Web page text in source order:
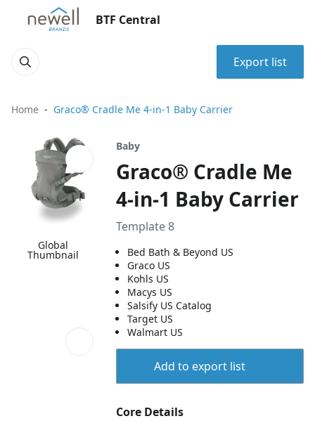
BTF Central
Export list
Home Graco® Cradle Me 4-in-1 Baby Carrier
Global
Thumbnail
Baby
Graco® Cradle Me
4-in-1 Baby Carrier
Template 8
Bed Bath & Beyond US
Graco US
Kohls US
Macys US
Salsify US Catalog
Target US
Walmart US
Add to export list
Core Details